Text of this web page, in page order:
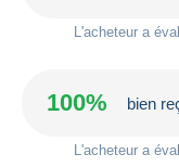
L'acheteur a
100% bien
L'acheteur a